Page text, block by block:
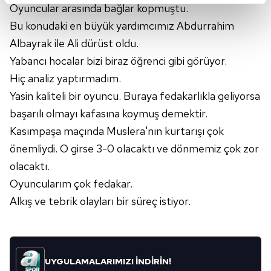
kalemimiz olduğunu sizlere hatırlatmak isteriz.
Her halükârda, kullanıcılar, bu çerezlere izin vermedikleri
takdirde, kullanıcılara hedefli reklamlar
Sizlere daha iyi bir hizmet sunabilmek için İnternet
Sitemizde kendimize ve üçüncü kişilere ait çerezler
kullanılmaktadır. Bu çerezler vasıtasıyla çeşitli kişisel
verileriniz işlenmekte olup gerekli olan çerezler bilgi
toplumu hizmetlerinin sunulması amacıyla
kullanılmaktadır. Diğer çerezler, sitemizin daha işlevsel
kılınması ve kişiselleştirilmesi ve sizlere yönelik
reklam/pazarlama faaliyetlerinin yapılması, amaçlarıyla
Çerezlere ilişkin tercihlerinizi aşağıda yer alan panel
vasıtasıyla belirleyebilirsiniz. Çerezlere ilişkin detaylı bilgi
Oyuncular arasında bağlar kopmuştu.
Bu konudaki en büyük yardımcımız Abdurrahim
Albayrak ile Ali dürüst oldu.
Yabancı hocalar bizi biraz öğrenci gibi görüyor.
Hiç analiz yaptırmadım.
Yasin kaliteli bir oyuncu. Buraya fedakarlıkla geliyorsa
başarılı olmayı kafasına koymuş demektir.
Kasımpaşa maçında Muslera'nın kurtarışı çok
önemliydi. O girse 3-0 olacaktı ve dönmemiz çok zor
olacaktı.
Oyuncularım çok fedakar.
Alkış ve tebrik olayları bir süreç istiyor.
UYGULAMALARIMIZI İNDİRİN!